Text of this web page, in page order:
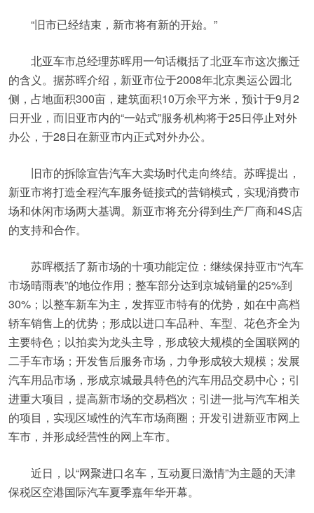
“旧市已经结束，新市将有新的开始。”
北亚车市总经理苏晖用一句话概括了北亚车市这次搬迁
的含义。据苏晖介绍，新亚市位于2008年北京奥运公园北
侧，占地面积300亩，建筑面积10万余平方米，预计于9月2
日开业，而旧亚市内的“一站式”服务机构将于25日停止对外
办公，于28日在新亚市内正式对外办公。
旧市的拆除宣告汽车大卖场时代走向终结。苏晖提出，
新亚市将打造全程汽车服务链接式的营销模式，实现消费市
场和休闲市场两大基调。新亚市将充分得到生产厂商和4S店
的支持和合作。
苏晖概括了新市场的十项功能定位：继续保持亚市“汽车
市场晴雨表”的地位作用；整车部分达到京城销量的25%到
30%；以整车新车为主，发挥亚市特有的优势，如在中高档
轿车销售上的优势；形成以进口车品种、车型、花色齐全为
主要特色；以拍卖为龙头主导，形成较大规模的全国联网的
二手车市场；开发售后服务市场，力争形成较大规模；发展
汽车用品市场，形成京城最具特色的汽车用品交易中心；引
进重大项目，提高新市场的交易档次；引进一批与汽车相关
的项目，实现区域性的汽车市场商圈；开发引进新亚市网上
车市，并形成经营性的网上车市。
近日，以“网聚进口名车，互动夏日激情”为主题的天津
保税区空港国际汽车夏季嘉年华开幕。